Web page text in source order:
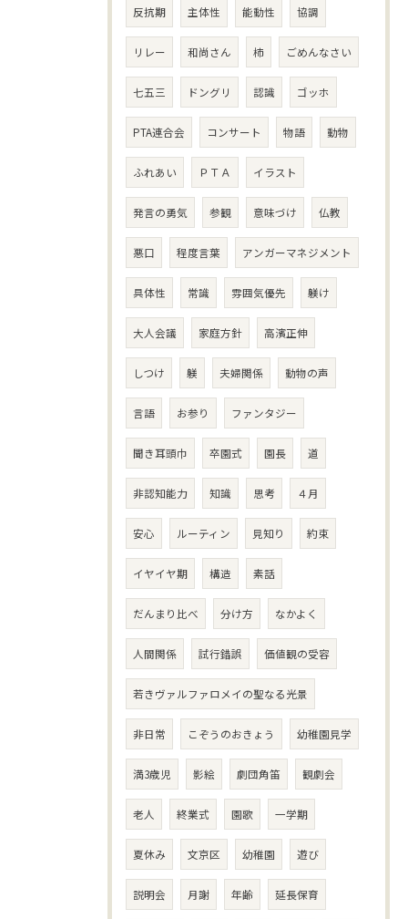
反抗期 主体性 能動性 協調
リレー 和尚さん 柿 ごめんなさい
七五三 ドングリ 認識 ゴッホ
PTA連合会 コンサート 物語 動物
ふれあい ＰＴＡ イラスト
発言の勇気 参観 意味づけ 仏教
悪口 程度言葉 アンガーマネジメント
具体性 常識 雰囲気優先 躾け
大人会議 家庭方針 高濱正伸
しつけ 躾 夫婦関係 動物の声
言語 お参り ファンタジー
聞き耳頭巾 卒園式 園長 道
非認知能力 知識 思考 ４月
安心 ルーティン 見知り 約束
イヤイヤ期 構造 素話
だんまり比べ 分け方 なかよく
人間関係 試行錯誤 価値観の受容
若きヴァルファロメイの聖なる光景
非日常 こぞうのおきょう 幼稚園見学
満3歳児 影絵 劇団角笛 観劇会
老人 終業式 園歌 一学期
夏休み 文京区 幼稚園 遊び
説明会 月謝 年齢 延長保育